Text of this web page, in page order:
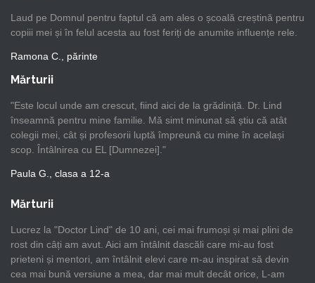
Laud pe Domnul pentru faptul că am ales o școală creștină pentru
copiii mei și în felul acesta au fost feriți de anumite influențe rele.
Ramona C., părinte
Mărturii
"Este locul unde am crescut, fiind aici de la grădiniță. Dr. Lind
înseamnă pentru mine familie. Mă simt minunat să știu că atât
colegii mei, cât și profesorii luptă împreună cu mine în același
scop. Întâlnirea cu EL [Dumnezei]."
Paula G., clasa a 12-a
Mărturii
Lucrez la "Doctor Lind" de 10 ani, cei mai frumoși și mai plini de
rost din câți am avut. Aici am întâlnit dascăli care mi-au fost
prieteni și mentori, am întâlnit elevi care m-au inspirat să devin
cea mai bună versiune a mea, dar mai mult decât orice, L-am